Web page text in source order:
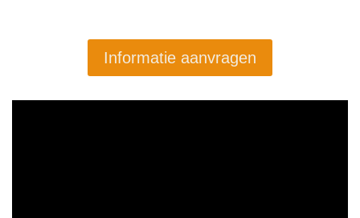
Informatie aanvragen